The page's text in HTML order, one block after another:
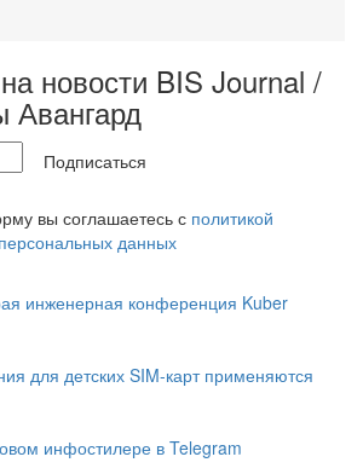
новости BIS Journal /
Авангард
Подписаться
вы соглашаетесь с политикой
данных
инженерная конференция Kuber
для детских SIM-карт применяются
инфостилере в Telegram